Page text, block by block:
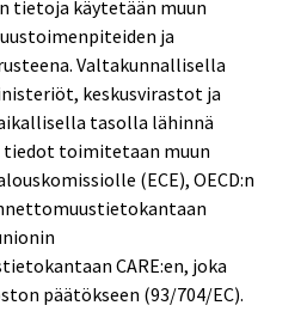
tietoja käytetään muun
ja
Valtakunnallisella
keskusvirastot ja
tasolla lähinnä
tiedot toimitetaan muun
(ECE), OECD:n
CARE:en, joka
päätökseen (93/704/EC).